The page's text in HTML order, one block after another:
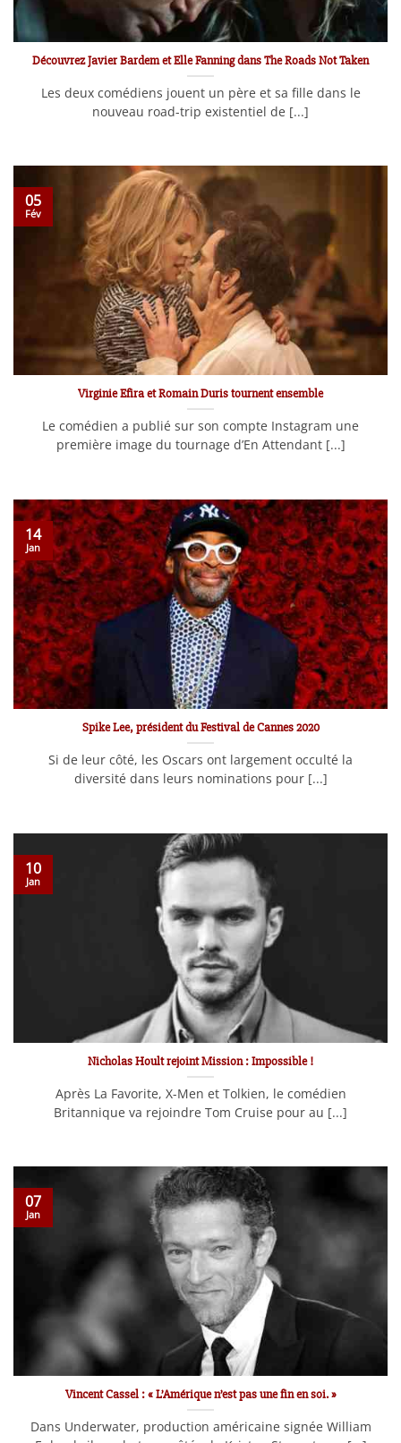
Découvrez Javier Bardem et Elle Fanning dans The Roads Not Taken
Les deux comédiens jouent un père et sa fille dans le
nouveau road-trip existentiel de [...]
Virginie Efira et Romain Duris tournent ensemble
Le comédien a publié sur son compte Instagram une
première image du tournage d’En Attendant [...]
05
Fév
Spike Lee, président du Festival de Cannes 2020
Si de leur côté, les Oscars ont largement occulté la
diversité dans leurs nominations pour [...]
14
Jan
Nicholas Hoult rejoint Mission : Impossible !
Après La Favorite, X-Men et Tolkien, le comédien
Britannique va rejoindre Tom Cruise pour au [...]
10
Jan
Vincent Cassel : « L’Amérique n’est pas une fin en soi. »
Dans Underwater, production américaine signée William
07
Jan